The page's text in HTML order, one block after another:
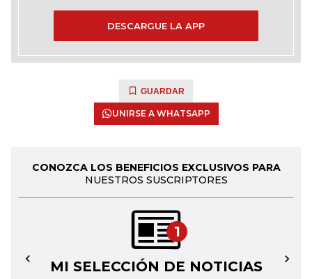
DESCARGUE LA APP
GUARDAR
UNIRSE A WHATSAPP
CONOZCA LOS BENEFICIOS EXCLUSIVOS PARA
NUESTROS SUSCRIPTORES
1
MI SELECCIÓN DE NOTICIAS
← →